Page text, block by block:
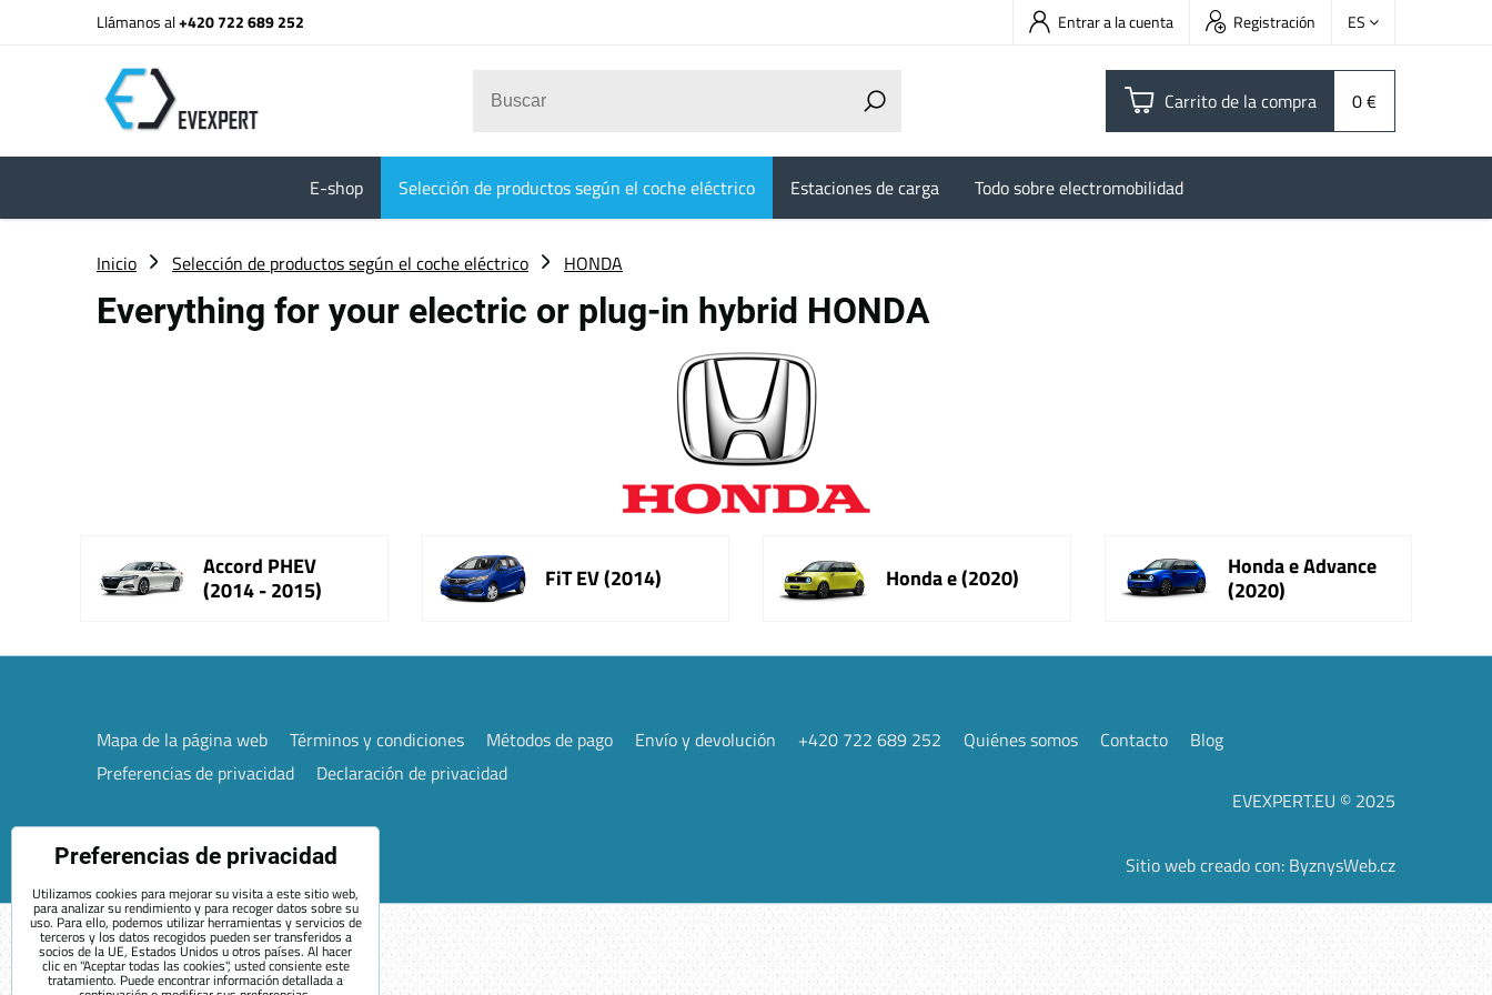
Llámanos al+420 722 689 252 Entrar a la cuenta Registración ES
Carrito de la compra 0 €
E-shop Selección de productos según el coche eléctrico Estaciones de carga Todo sobre electromobilidad
Inicio Selección de productos según el coche eléctrico HONDA
Everything for your electric or plug-in hybrid HONDA
Accord PHEV
(2014 - 2015)
FiT EV (2014) Honda e (2020)
Honda e Advance
(2020)
Mapa de la página web Términos y condiciones Métodos de pago Envío y devolución +420 722 689 252 Quiénes somos Contacto
Blog
Preferencias de privacidad
Declaración de privacidad
EVEXPERT.EU © 2025
Sitio web creado con: ByznysWeb.cz
Preferencias de privacidad
Utilizamos cookies para mejorar su visita a este sitio web,
para analizar su rendimiento y para recoger datos sobre su
uso. Para ello, podemos utilizar herramientas y servicios de
terceros y los datos recogidos pueden ser transferidos a
socios de la UE, Estados Unidos u otros países. Al hacer
clic en "Aceptar todas las cookies", usted consiente este
tratamiento. Puede encontrar información detallada a